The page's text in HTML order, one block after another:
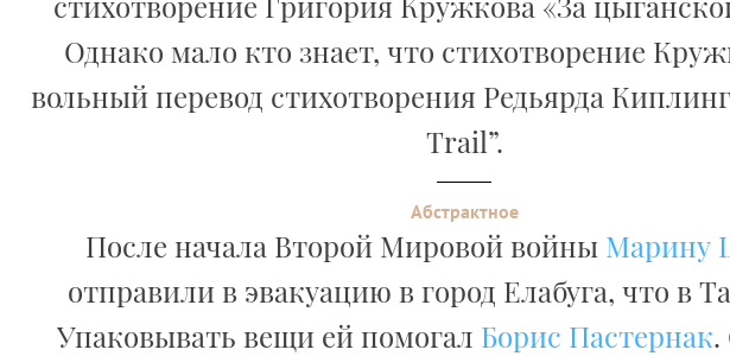
Однако мало кто знает, что стихотворение
вольный перевод стихотворения Редьярда
Trail”.
Абстрактное
После начала Второй Мировой войны Марину
отправили в эвакуацию в город Елабуга, что в
Упаковывать вещи ей помогал Борис Пастернак.